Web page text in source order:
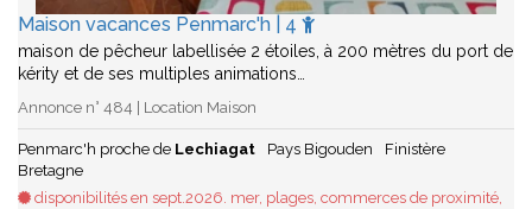
Maison vacances Penmarc'h | 4
maison de pêcheur labellisée 2 étoiles, à 200 mètres du port de
kérity et de ses multiples animations…
Annonce n° 484 | Location Maison
Penmarc'h proche de Lechiagat Pays Bigouden
Finistère
Bretagne
disponibilités en sept.2026. mer, plages, commerces de proximité,